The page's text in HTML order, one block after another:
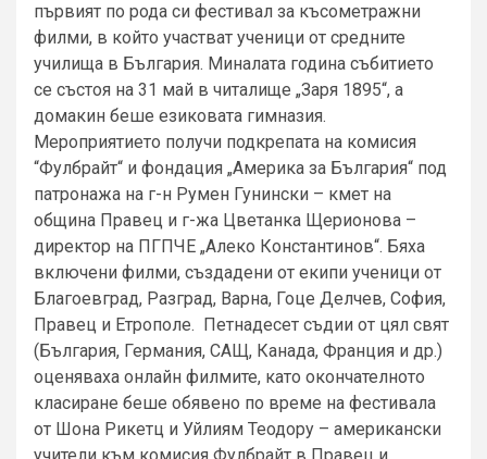
първият по рода си фестивал за късометражни
филми, в който участват ученици от средните
училища в България. Миналата година събитието
се състоя на 31 май в читалище „Заря 1895“, а
домакин беше езиковата гимназия.
Мероприятието получи подкрепата на комисия
“Фулбрайт“ и фондация „Америка за България“ под
патронажа на г-н Румен Гунински – кмет на
община Правец и г-жа Цветанка Щерионова –
директор на ПГПЧЕ „Алеко Константинов“. Бяха
включени филми, създадени от екипи ученици от
Благоевград, Разград, Варна, Гоце Делчев, София,
Правец и Етрополе. Петнадесет съдии от цял свят
(България, Германия, САЩ, Канада, Франция и др.)
оценяваха онлайн филмите, като окончателното
класиране беше обявено по време на фестивала
от Шона Рикетц и Уйлиям Теодору – американски